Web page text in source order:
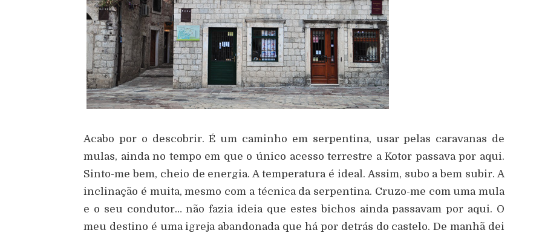
Acabo por o descobrir. É um caminho em serpentina, usar pelas caravanas de
mulas, ainda no tempo em que o único acesso terrestre a Kotor passava por aqui.
Sinto-me bem, cheio de energia. A temperatura é ideal. Assim, subo a bem subir. A
inclinação é muita, mesmo com a técnica da serpentina. Cruzo-me com uma mula
e o seu condutor… não fazia ideia que estes bichos ainda passavam por aqui. O
meu destino é uma igreja abandonada que há por detrás do castelo. De manhã dei